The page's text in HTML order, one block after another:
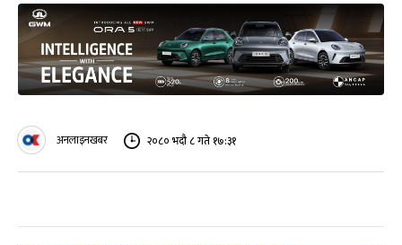
अनलाइनखबर २०८० भदौ ८ गते १७:३१